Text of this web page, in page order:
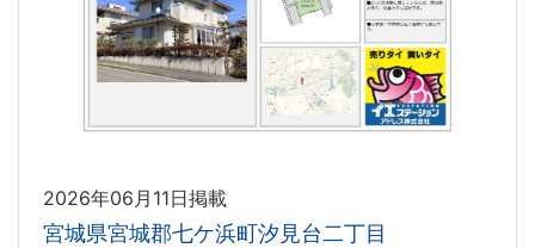
2026年06月11日掲載
宮城県宮城郡七ケ浜町汐見台二丁目